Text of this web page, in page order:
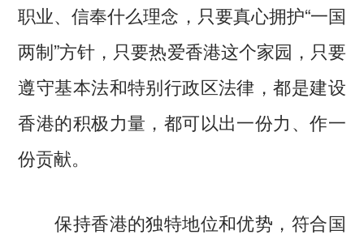
职业、信奉什么理念，只要真心拥护“一国
两制”方针，只要热爱香港这个家园，只要
遵守基本法和特别行政区法律，都是建设
香港的积极力量，都可以出一份力、作一
份贡献。
保持香港的独特地位和优势，符合国